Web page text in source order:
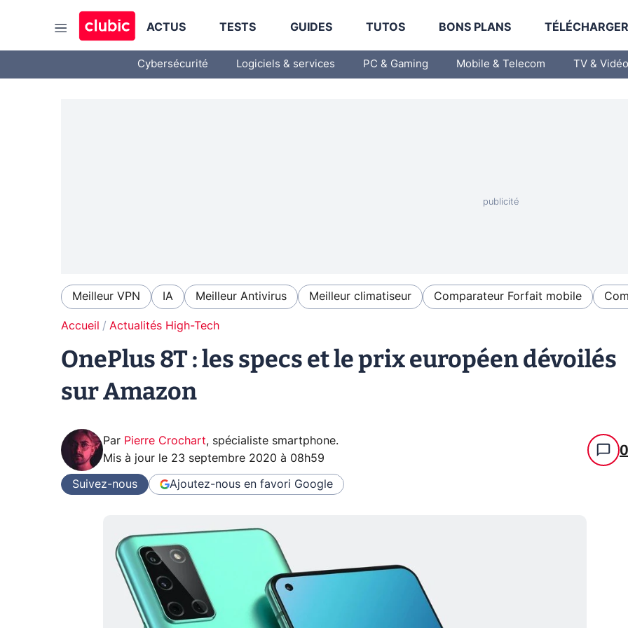
ACTUS TESTS GUIDES TUTOS BONS PLANS
Cybersécurité Logiciels & services PC & Gaming Mobile & Telecom TV & Vidéo
Meilleur VPN IA Meilleur Antivirus Meilleur climatiseur Comparateur Forfait mobile
Accueil Actualités High-Tech
OnePlus 8T : les specs et le prix européen dévoilés
sur Amazon
Par Pierre Crochart, spécialiste smartphone.
Mis à jour le 23 septembre 2020 à 08h59 0
Suivez-nous Ajoutez-nous en favori Google